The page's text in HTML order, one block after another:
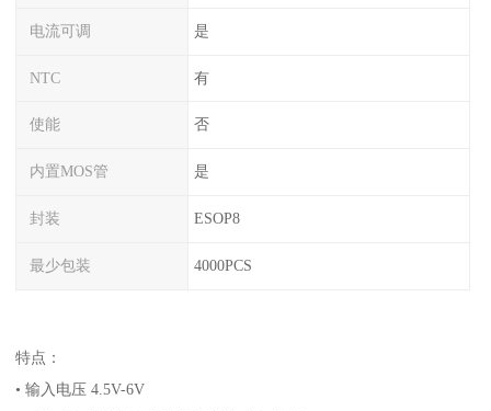
电流可调 是
NTC 有
使能 否
内置MOS管 是
封装 ESOP8
最少包装 4000PCS
特点：
• 输入电压 4.5V-6V